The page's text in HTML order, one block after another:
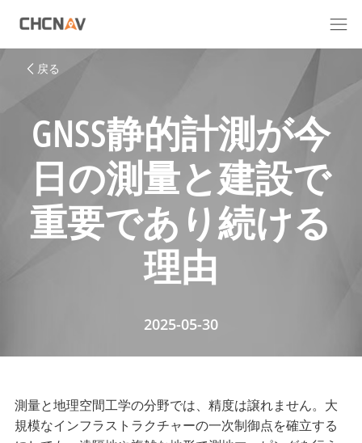
戻る
GNSS静的計測が今
日の測量と建設で
重要であり続ける
理由
2025-05-30
測量と地理空間工学の分野では、精度は譲れません。大
規模なインフラストラクチャーの一次制御点を確立する